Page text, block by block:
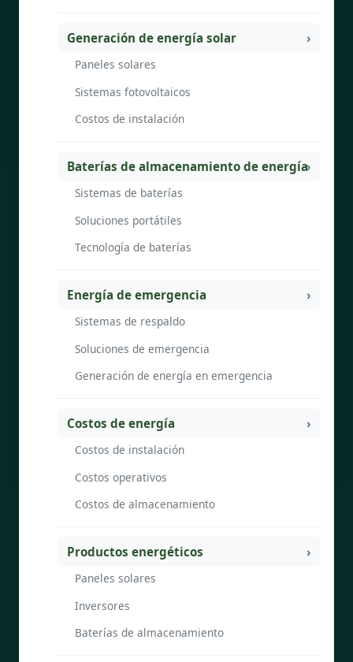
Generación de energía solar
Paneles solares
Sistemas fotovoltaicos
Costos de instalación
Baterías de almacenamiento de energía
Sistemas de baterías
Soluciones portátiles
Tecnología de baterías
Energía de emergencia
Sistemas de respaldo
Soluciones de emergencia
Generación de energía en emergencia
Costos de energía
Costos de instalación
Costos operativos
Costos de almacenamiento
Productos energéticos
Paneles solares
Inversores
Baterías de almacenamiento